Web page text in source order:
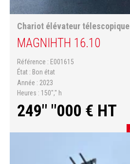
Chariot élévateur télescopique
MAGNIHTH 16.10
Référence
E001615
État
Bon état
Année
2023
Heures
150"," h
249" "000 € HT